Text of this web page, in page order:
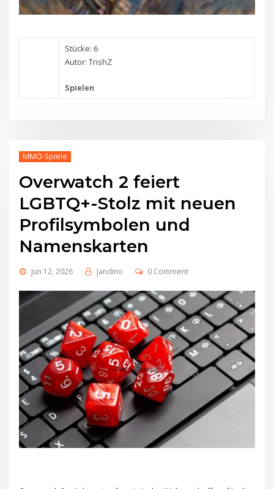
Stücke: 6
Autor: TrishZ
Spielen
MMO-Spiele
Overwatch 2 feiert
LGBTQ+-Stolz mit neuen
Profilsymbolen und
Namenskarten
Jun 12, 2026 Jandino 0 Comment